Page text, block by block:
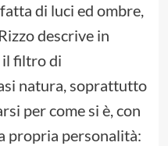
di luci ed ombre,
descrive in
il filtro di
natura, soprattutto
per come si è, con
propria personalità: